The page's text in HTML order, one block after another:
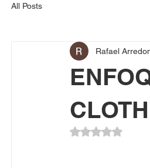
All Posts
Rafael
Obtuvo NaN